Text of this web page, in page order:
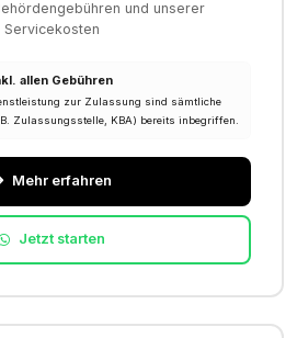
und unserer
Servicekosten
allen Gebühren
zur Zulassung sind sämtliche
Zulassungsstelle, KBA) bereits inbegriffen.
Mehr erfahren
Jetzt starten